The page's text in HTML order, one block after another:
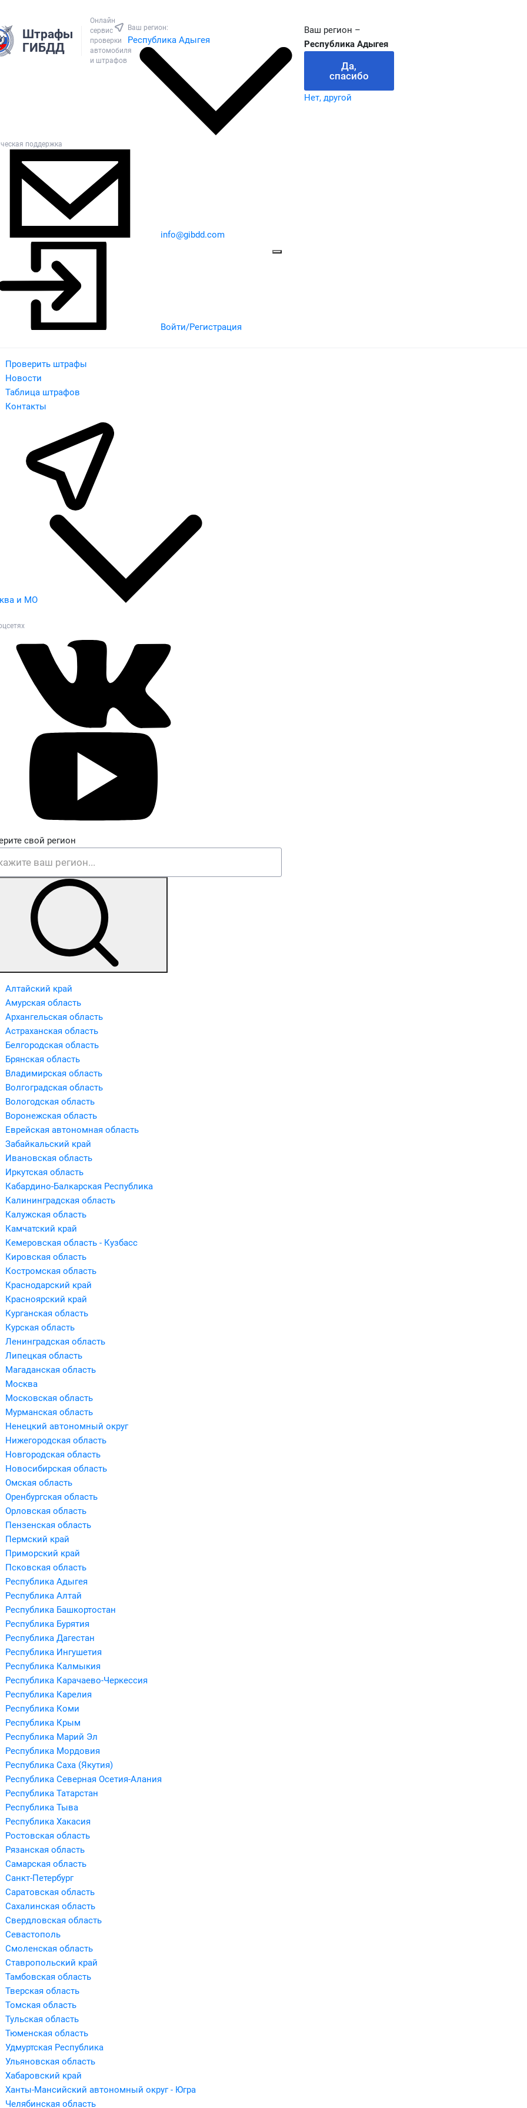
Штрафы
ГИБДД
Онлайн
сервис
проверки
автомобиля
и штрафов
Ваш регион:
Республика Адыгея
Ваш регион –
Республика Адыгея
Да,
спасибо
Нет, другой
поддержка
info@gibdd.com
Войти/Регистрация
Проверить штрафы
Новости
Таблица штрафов
Контакты
и МО
свой регион
Алтайский край
Амурская область
Архангельская область
Астраханская область
Белгородская область
Брянская область
Владимирская область
Волгоградская область
Вологодская область
Воронежская область
Еврейская автономная область
Забайкальский край
Ивановская область
Иркутская область
Кабардино-Балкарская Республика
Калининградская область
Калужская область
Камчатский край
Кемеровская область - Кузбасс
Кировская область
Костромская область
Краснодарский край
Красноярский край
Курганская область
Курская область
Ленинградская область
Липецкая область
Магаданская область
Москва
Московская область
Мурманская область
Ненецкий автономный округ
Нижегородская область
Новгородская область
Новосибирская область
Омская область
Оренбургская область
Орловская область
Пензенская область
Пермский край
Приморский край
Псковская область
Республика Адыгея
Республика Алтай
Республика Башкортостан
Республика Бурятия
Республика Дагестан
Республика Ингушетия
Республика Калмыкия
Республика Карачаево-Черкессия
Республика Карелия
Республика Коми
Республика Крым
Республика Марий Эл
Республика Мордовия
Республика Саха (Якутия)
Республика Северная Осетия-Алания
Республика Татарстан
Республика Тыва
Республика Хакасия
Ростовская область
Рязанская область
Самарская область
Санкт-Петербург
Саратовская область
Сахалинская область
Свердловская область
Севастополь
Смоленская область
Ставропольский край
Тамбовская область
Тверская область
Томская область
Тульская область
Тюменская область
Удмуртская Республика
Ульяновская область
Хабаровский край
Ханты-Мансийский автономный округ - Югра
Челябинская область